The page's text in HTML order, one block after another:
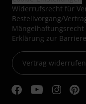
Widerrufsrecht für
Bestellvorgang/
Mängelhaftungsrecht
Erklärung zur
Vertrag widerrufen